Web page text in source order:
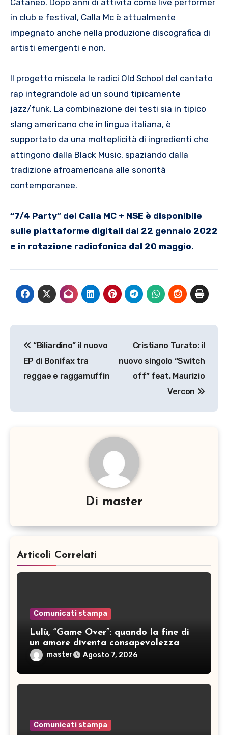
in club e festival, Calla Mc è attualmente
impegnato anche nella produzione discografica di
artisti emergenti e non.
Il progetto miscela le radici Old School del cantato
rap integrandole ad un sound tipicamente
jazz/funk. La combinazione dei testi sia in tipico
slang americano che in lingua italiana, è
supportato da una molteplicità di ingredienti che
attingono dalla Black Music, spaziando dalla
tradizione afroamericana alle sonorità
contemporanee.
“7/4 Party” dei Calla MC + NSE è disponibile
sulle piattaforme digitali dal 22 gennaio 2022
e in rotazione radiofonica dal 20 maggio.
articoli
“Biliardino” il nuovo
EP di Bonifax tra
reggae e raggamuffin
Cristiano Turato: il
nuovo singolo “Switch
off” feat. Maurizio
Vercon
Di master
Articoli Correlati
Comunicati stampa
Lulù, “Game Over”: quando la fine di
un amore diventa consapevolezza
master Agosto 7, 2026
Comunicati stampa